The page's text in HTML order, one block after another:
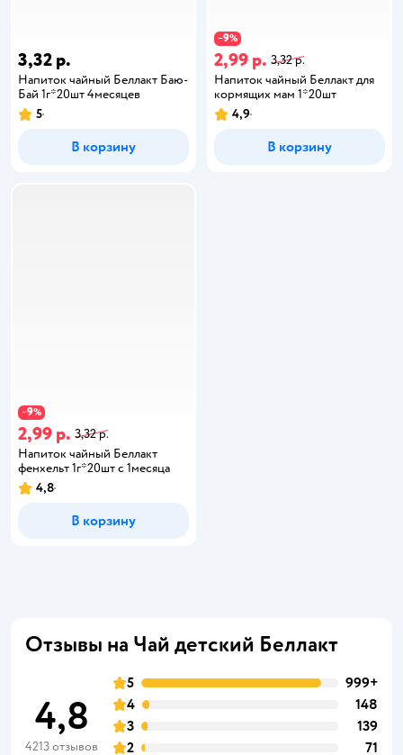
3,32 р.
Напиток чайный Беллакт Баю-
Бай 1г*20шт 4месяцев
5
В корзину
−9%
2,99 р. 3,32 р.
Напиток чайный Беллакт для
кормящих мам 1*20шт
4,9
В корзину
−9%
2,99 р. 3,32 р.
Напиток чайный Беллакт
фенхельт 1г*20шт с 1месяца
4,8
В корзину
Отзывы на Чай детский Беллакт
4,8
4213 отзывов
5
999+
4
148
3
139
2
71